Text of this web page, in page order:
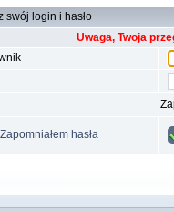
swój login i hasło
Uwaga, Twoja
Zapomniałem hasła